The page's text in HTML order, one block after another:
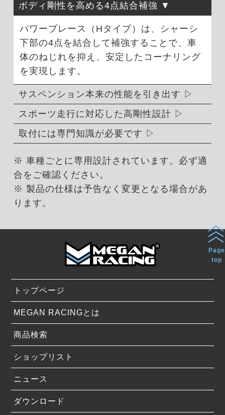
ボディ剛性を高める4点結合補強
パワーブレース（Hタイプ）は、シャーシ
下部の4点を結合して補強することで、車
体のねじれを抑え、安定したコーナリング
を実現します。
サスペンション本来の性能を引き出す
スポーツ走行に対応した高剛性設計
取付には専門知識が必要です
※ 車種ごとに専用設計されています。必ず適
合をご確認ください。
※ 製品の仕様は予告なく変更となる場合があ
ります。
トップページ
MEGAN RACINGとは
商品検索
ショップリスト
ニュース
ダウンロード
Page
top